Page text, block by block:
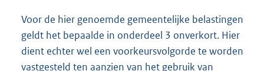
Voor de hier genoemde gemeentelijke belastingen
geldt het bepaalde in onderdeel 3 onverkort. Hier
dient echter wel een voorkeursvolgorde te worden
vastgesteld ten aanzien van het gebruik van